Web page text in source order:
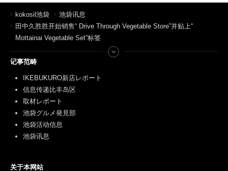
kokosil池袋
池袋讯息
田中久胜胜开始销售“ Drive Through Vegetable Store”并贴上“
Mottainai Vegetable Set”标签
记事范畴
IKEBUKURO新店レポート
信息传递比丰岛区
取材レポート
池袋グルメ発見部
池袋活动信息
池袋讯息
关于本网站